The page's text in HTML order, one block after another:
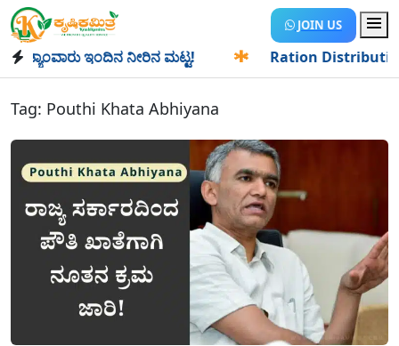
JOIN US
ಇಂದಿನ ನೀರಿನ ಮಟ್ಟ! Ration Distribution-
Tag: Pouthi Khata Abhiyana